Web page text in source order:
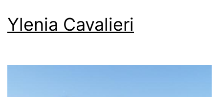
Ylenia Cavalieri